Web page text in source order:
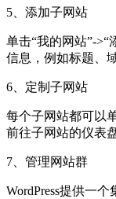
5、添加子网站
单击“我的网站”-
信息，例如标题、
6、定制子网站
每个子网站都可以
前往子网站的仪表
7、管理网站群
WordPress提供一